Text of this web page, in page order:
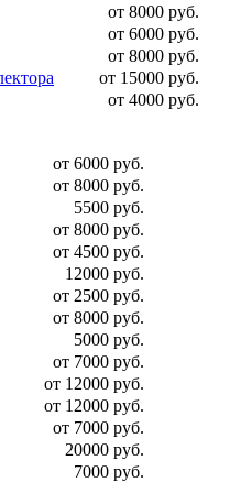
от 8000 руб.
от 6000 руб.
от 8000 руб.
от 15000 руб.
от 4000 руб.
от 6000 руб.
от 8000 руб.
5500 руб.
от 8000 руб.
от 4500 руб.
12000 руб.
от 2500 руб.
от 8000 руб.
5000 руб.
от 7000 руб.
от 12000 руб.
от 12000 руб.
от 7000 руб.
20000 руб.
7000 руб.